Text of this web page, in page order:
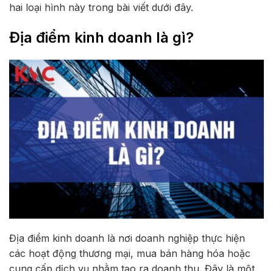
hai loại hình này trong bài viết dưới đây.
Địa điểm kinh doanh là gì?
Địa điểm kinh doanh là nơi doanh nghiệp thực hiện
các hoạt động thương mại, mua bán hàng hóa hoặc